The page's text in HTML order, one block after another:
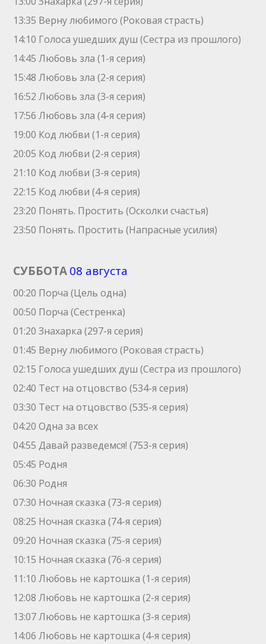
13:35 Верну любимого (Роковая страсть)
14:10 Голocа ушедших душ (Сестра из прошлого)
14:45 Любовь зла (1-я серия)
15:48 Любовь зла (2-я серия)
16:52 Любовь зла (3-я серия)
17:56 Любовь зла (4-я серия)
19:00 Код любви (1-я серия)
20:05 Код любви (2-я серия)
21:10 Код любви (3-я серия)
22:15 Код любви (4-я серия)
23:20 Понять. Простить (Осколки счастья)
23:50 Понять. Простить (Напрасные усилия)
СУББОТА08 августа
00:20 Порча (Цель одна)
00:50 Порча (Сестренка)
01:20 Знaхaрка (297-я серия)
01:45 Верну любимого (Роковая страсть)
02:15 Голocа ушедших душ (Сестра из прошлого)
02:40 Теcт на oтцовство (534-я серия)
03:30 Теcт на oтцовство (535-я серия)
04:20 Одна за всех
04:55 Давай рaзвeдемся! (753-я серия)
05:45 Родня
06:30 Родня
07:30 Ночная сказка (73-я серия)
08:25 Ночная сказка (74-я серия)
09:20 Ночная сказка (75-я серия)
10:15 Ночная сказка (76-я серия)
11:10 Любовь не картошка (1-я серия)
12:08 Любовь не картошка (2-я серия)
13:07 Любовь не картошка (3-я серия)
14:06 Любовь не картошка (4-я серия)